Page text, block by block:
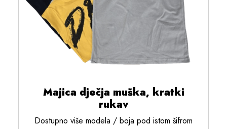
Majica dječja muška, kratki
rukav
Dostupno više modela / boja pod istom šifrom